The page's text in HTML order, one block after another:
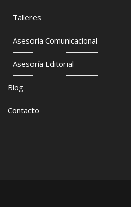
Talleres
Asesoría Comunicacional
Asesoría Editorial
Blog
Contacto